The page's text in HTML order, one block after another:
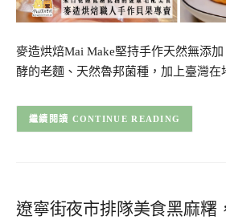
麥造烘焙Mai Make堅持手作天然無添
酵的老麵、天然魯邦菌種，加上臺灣
CONTINUE READING
遼寧街夜市排隊美食黑麻糬